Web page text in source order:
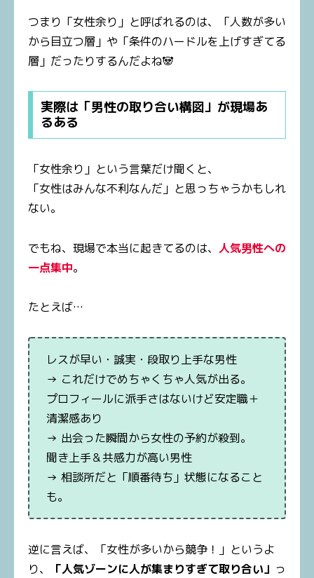
つまり「女性余り」と呼ばれるのは、「人数が多い
から目立つ層」や「条件のハードルを上げすぎてる
層」だったりするんだよね🐼
実際は「男性の取り合い構図」が現場あ
るある
「女性余り」という言葉だけ聞くと、
「女性はみんな不利なんだ」と思っちゃうかもしれ
ない。
でもね、現場で本当に起きてるのは、 人気男性への
一点集中。
たとえば…
レスが早い・誠実・段取り上手な男性
→ これだけでめちゃくちゃ人気が出る。
プロフィールに派手さはないけど安定職＋
清潔感あり
→ 出会った瞬間から女性の予約が殺到。
聞き上手＆共感力が高い男性
→ 相談所だと「順番待ち」状態になること
も。
逆に言えば、「女性が多いから競争！」というよ
り、
「人気ゾーンに人が集まりすぎて取り合い」 っ